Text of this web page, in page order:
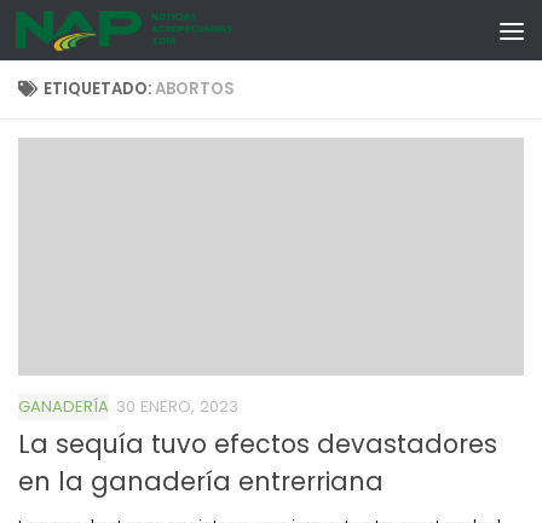
Skip to content
ETIQUETADO:ABORTOS
GANADERÍA 30 ENERO, 2023
La sequía tuvo efectos devastadores
en la ganadería entrerriana